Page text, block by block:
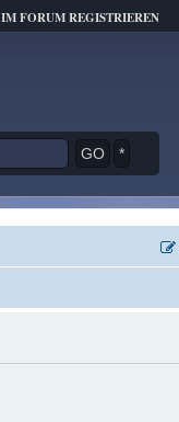
IM FORUM REGISTRIEREN
*